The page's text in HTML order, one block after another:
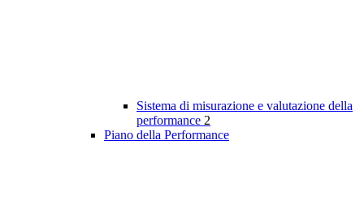
Sistema di misurazione e valutazione della
performance 2
Piano della Performance